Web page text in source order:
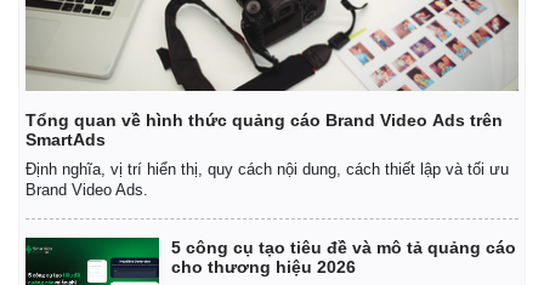
Tổng quan về hình thức quảng cáo Brand Video Ads trên
SmartAds
Định nghĩa, vị trí hiển thị, quy cách nội dung, cách thiết lập và tối ưu
Brand Video Ads.
5 công cụ tạo tiêu đề và mô tả quảng cáo
cho thương hiệu 2026